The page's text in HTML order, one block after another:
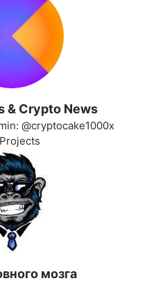
& Crypto News
@cryptocake1000x
мозга